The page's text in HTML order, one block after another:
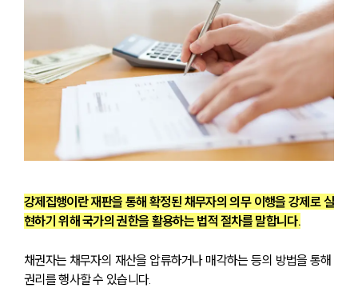
강제집행이란 재판을 통해 확정된 채무자의 의무 이행을 강제로 실
현하기 위해 국가의 권한을 활용하는 법적 절차를 말합니다.
채권자는 채무자의 재산을 압류하거나 매각하는 등의 방법을 통해
권리를 행사할 수 있습니다.